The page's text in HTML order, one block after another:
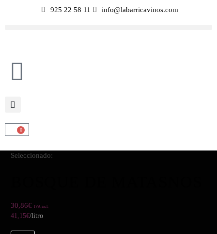
925 22 58 11 info@labarricavinos.com
0
Seleccionado:
30,86€ IVA incl.
41,15€/litro